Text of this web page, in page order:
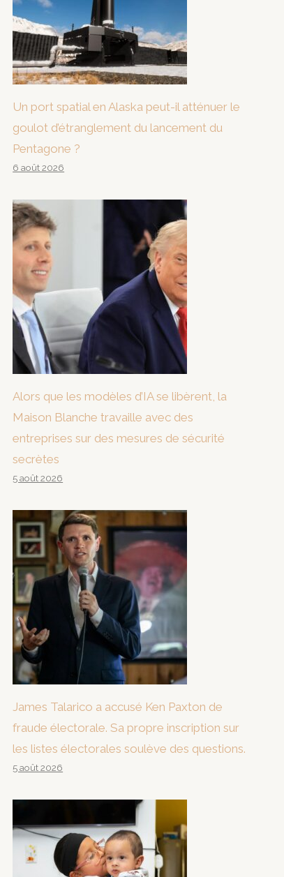
Un port spatial en Alaska peut-il atténuer le
goulot d’étranglement du lancement du
Pentagone ?
6 août 2026
Alors que les modèles d’IA se libèrent, la
Maison Blanche travaille avec des
entreprises sur des mesures de sécurité
secrètes
5 août 2026
James Talarico a accusé Ken Paxton de
fraude électorale. Sa propre inscription sur
les listes électorales soulève des questions.
5 août 2026